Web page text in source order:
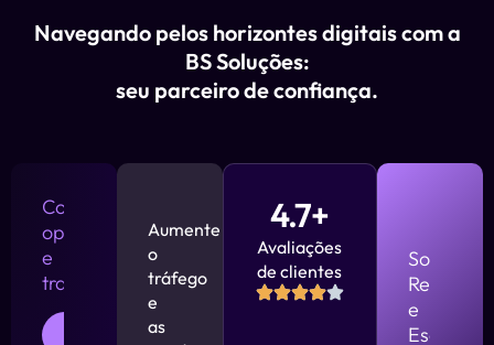
Navegando pelos horizontes digitais com a
BS Soluções:
seu parceiro de confiança.
Comunicação
oportuna
e
transparente
Aumente
o
tráfego
e
as
4.7+
Avaliações
de clientes
Soluções
e